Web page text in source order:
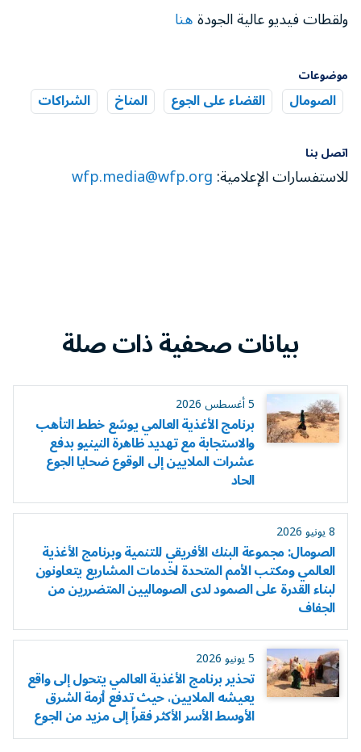
ولقطات فيديو عالية الجودةهنا
موضوعات
الصومال القضاء على الجوع المناخ الشراكات
اتصل بنا
للاستفسارات الإعلامية:wfp.media@wfp.org
بيانات صحفية ذات صلة
5 أغسطس 2026
برنامج الأغذية العالمي يوسّع خطط التأهب
والاستجابة مع تهديد ظاهرة النينيو بدفع
عشرات الملايين إلى الوقوع ضحايا الجوع
الحاد
8 يونيو 2026
الصومال: مجموعة البنك الأفريقي للتنمية وبرنامج الأغذية
العالمي ومكتب الأمم المتحدة لخدمات المشاريع يتعاونون
لبناء القدرة على الصمود لدى الصوماليين المتضررين من
الجفاف
5 يونيو 2026
تحذير برنامج الأغذية العالمي يتحول إلى واقع
يعيشه الملايين، حيث تدفع أزمة الشرق
الأوسط الأسر الأكثر فقراً إلى مزيد من الجوع